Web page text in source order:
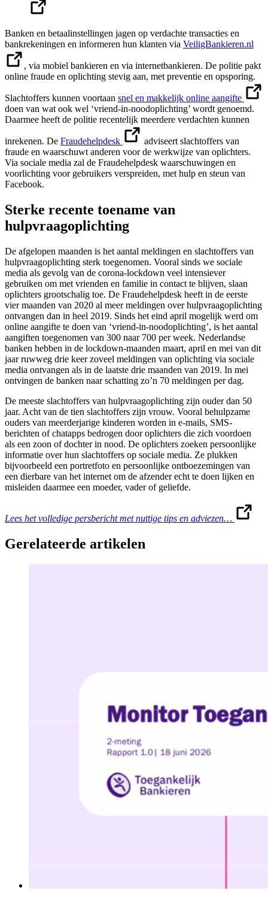
Banken en betaalinstellingen jagen op verdachte transacties en
bankrekeningen en informeren hun klanten via VeiligBankieren.nl
, via mobiel bankieren en via internetbankieren. De politie pakt
online fraude en oplichting stevig aan, met preventie en opsporing.
Slachtoffers kunnen voortaan snel en makkelijk online aangifte
doen van wat ook wel ‘vriend-in-noodoplichting’ wordt genoemd.
Daarmee heeft de politie recentelijk meerdere verdachten kunnen
inrekenen. De Fraudehelpdesk
adviseert slachtoffers van
fraude en waarschuwt anderen voor de werkwijze van oplichters.
Via sociale media zal de Fraudehelpdesk waarschuwingen en
voorlichting voor gebruikers verspreiden, met hulp en steun van
Facebook.
Sterke recente toename van
hulpvraagoplichting
De afgelopen maanden is het aantal meldingen en slachtoffers van
hulpvraagoplichting sterk toegenomen. Vooral sinds we sociale
media als gevolg van de corona-lockdown veel intensiever
gebruiken om met vrienden en familie in contact te blijven, slaan
oplichters grootschalig toe. De Fraudehelpdesk heeft in de eerste
vier maanden van 2020 al meer meldingen over hulpvraagoplichting
ontvangen dan in heel 2019. Sinds het eind april mogelijk werd om
online aangifte te doen van ‘vriend-in-noodoplichting’, is het aantal
aangiften toegenomen van 300 naar 700 per week. Nederlandse
banken hebben in de lockdown-maanden maart, april en mei van dit
jaar ruwweg drie keer zoveel meldingen van oplichting via sociale
media ontvangen als in de laatste drie maanden van 2019. In mei
ontvingen de banken naar schatting zo’n 70 meldingen per dag.
De meeste slachtoffers van hulpvraagoplichting zijn ouder dan 50
jaar. Acht van de tien slachtoffers zijn vrouw. Vooral behulpzame
ouders van meerderjarige kinderen worden in e-mails, SMS-
berichten of chatapps bedrogen door oplichters die zich voordoen
als een zoon of dochter in nood. De oplichters zoeken persoonlijke
informatie over hun slachtoffers op sociale media. Ze plukken
bijvoorbeeld een portretfoto en persoonlijke ontboezemingen van
een dierbare van het internet om de afzender echt te doen lijken en
misleiden daarmee een moeder, vader of geliefde.
Lees het volledige persbericht met nuttige tips en adviezen…
Gerelateerde artikelen